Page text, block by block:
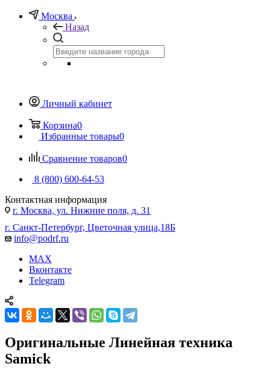
Москва
Назад
Личный кабинет
Корзина0
Избранные товары0
Сравнение товаров0
8 (800) 600-64-53
Контактная информация
г. Москва, ул. Нижние поля, д. 31
г. Санкт-Петербург, Цветочная улица,18Б
info@podrf.ru
MAX
Вконтакте
Telegram
Оригинальные Линейная техника
Samick